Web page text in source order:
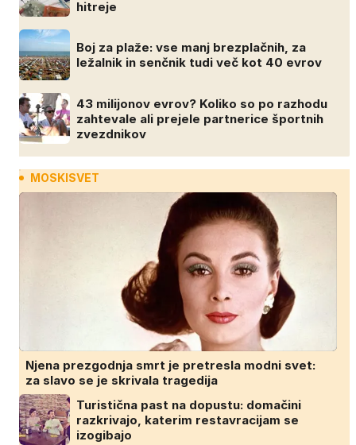
hitreje
Boj za plaže: vse manj brezplačnih, za
ležalnik in senčnik tudi več kot 40 evrov
43 milijonov evrov? Koliko so po razhodu
zahtevale ali prejele partnerice športnih
zvezdnikov
MOSKISVET
Njena prezgodnja smrt je pretresla modni svet:
za slavo se je skrivala tragedija
Turistična past na dopustu: domačini
razkrivajo, katerim restavracijam se
izogibajo